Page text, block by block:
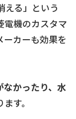
える」という
電機のカスタマ
カーも効果を
なかったり、水
す。